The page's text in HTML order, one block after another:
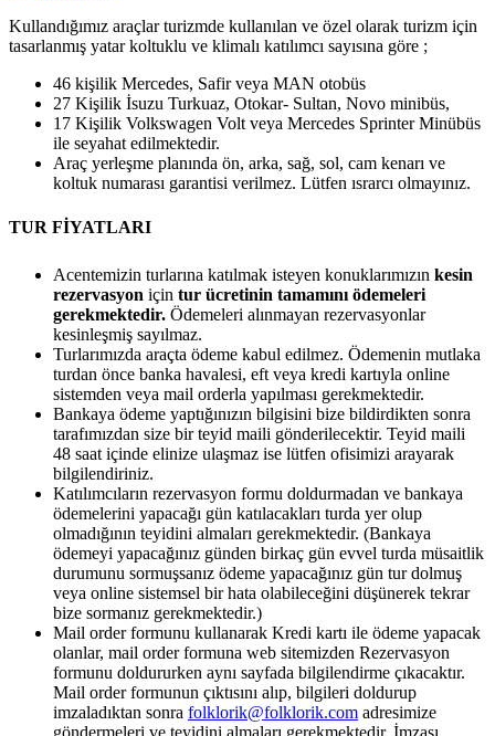
Kullandığımız araçlar turizmde kullanılan ve özel olarak turizm için
tasarlanmış yatar koltuklu ve klimalı katılımcı sayısına göre ;
46 kişilik Mercedes, Safir veya MAN otobüs
27 Kişilik İsuzu Turkuaz, Otokar- Sultan, Novo minibüs,
17 Kişilik Volkswagen Volt veya Mercedes Sprinter Minübüs
ile seyahat edilmektedir.
Araç yerleşme planında ön, arka, sağ, sol, cam kenarı ve
koltuk numarası garantisi verilmez. Lütfen ısrarcı olmayınız.
TUR FİYATLARI
Acentemizin turlarına katılmak isteyen konuklarımızın kesin
rezervasyon için tur ücretinin tamamını ödemeleri
gerekmektedir. Ödemeleri alınmayan rezervasyonlar
kesinleşmiş sayılmaz.
Turlarımızda araçta ödeme kabul edilmez. Ödemenin mutlaka
turdan önce banka havalesi, eft veya kredi kartıyla online
sistemden veya mail orderla yapılması gerekmektedir.
Bankaya ödeme yaptığınızın bilgisini bize bildirdikten sonra
tarafımızdan size bir teyid maili gönderilecektir. Teyid maili
48 saat içinde elinize ulaşmaz ise lütfen ofisimizi arayarak
bilgilendiriniz.
Katılımcıların rezervasyon formu doldurmadan ve bankaya
ödemelerini yapacağı gün katılacakları turda yer olup
olmadığının teyidini almaları gerekmektedir. (Bankaya
ödemeyi yapacağınız günden birkaç gün evvel turda müsaitlik
durumunu sormuşsanız ödeme yapacağınız gün tur dolmuş
veya online sistemsel bir hata olabileceğini düşünerek tekrar
bize sormanız gerekmektedir.)
Mail order formunu kullanarak Kredi kartı ile ödeme yapacak
olanlar, mail order formuna web sitemizden Rezervasyon
formunu doldururken aynı sayfada bilgilendirme çıkacaktır.
Mail order formunun çıktısını alıp, bilgileri doldurup
imzaladıktan sonra folklorik@folklorik.com adresimize
göndermeleri ve teyidini almaları gerekmektedir. İmzası